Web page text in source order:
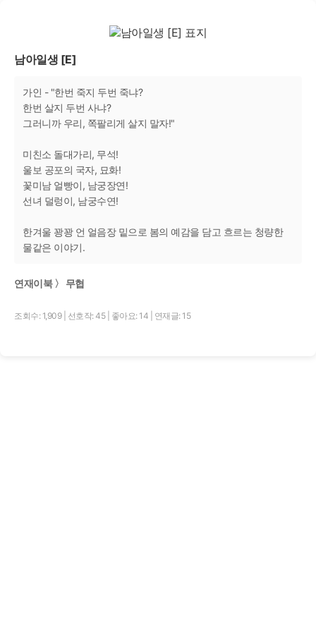
남아일생 [E]
가인 - "한번 죽지 두번 죽냐?
한번 살지 두번 사냐?
그러니까 우리, 쪽팔리게 살지 말자!"
미친소 돌대가리, 무석!
울보 공포의 국자, 묘화!
꽃미남 얼빵이, 남궁장연!
선녀 덜렁이, 남궁수연!
한겨울 꽝꽝 언 얼음장 밑으로 봄의 예감을 담고 흐르는 청량한
물같은 이야기.
연재이북 〉 무협
조회수: 1,909 선호작: 45 좋아요: 14 연재글: 15